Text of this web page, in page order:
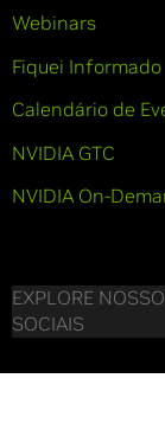
Webinars
Fiquei Informado
Calendário de
NVIDIA GTC
NVIDIA On-
EXPLORE
SOCIAIS